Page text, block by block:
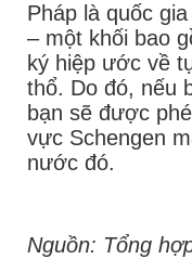
Pháp là quốc
– một khối bao
ký hiệp ước về
thổ. Do đó, nếu
bạn sẽ được
vực Schengen
nước đó.
Nguồn: Tổng